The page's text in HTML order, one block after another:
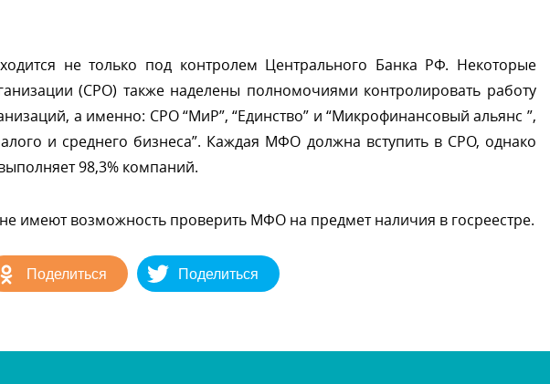
не только под контролем Центрального Банка РФ. Некоторые
(СРО) также наделены полномочиями контролировать работу
а именно: СРО “МиР”, “Единство” и “Микрофинансовый альянс ”,
и среднего бизнеса”. Каждая МФО должна вступить в СРО, однако
98,3% компаний.
имеют возможность проверить МФО на предмет наличия в госреестре.
Поделиться Поделиться